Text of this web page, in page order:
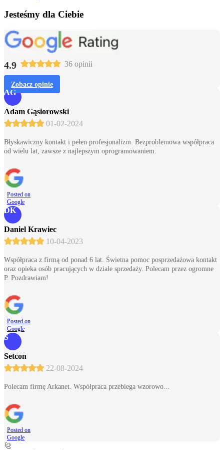
Jesteśmy dla Ciebie
4.9 36 opinii
Zobacz opinie
AG
Adam Gąsiorowski
01-02-2024
Błyskawiczny kontakt i pełen profesjonalizm. Bezproblemowa współpraca
od wielu lat, zawsze z najlepszym oprogramowaniem.
Posted on
Google
DK
Daniel Krawiec
10-04-2023
Współpraca z firmą od ponad 6 lat. Świetna pomoc posprzedażowa kontakt
oraz opieka osób pracujących w dziale sprzedaży. Polecam przez ogromne
P. Pozdrawiam!
Posted on
Google
S
Setcon
22-08-2024
Polecam firmę Arkanet. Współpraca przebiega wzorowo...
Posted on
Google